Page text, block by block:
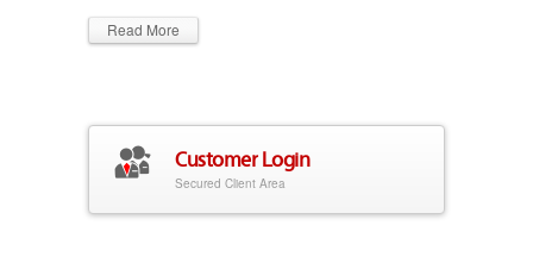
Read More
Customer Login
Secured Client Area